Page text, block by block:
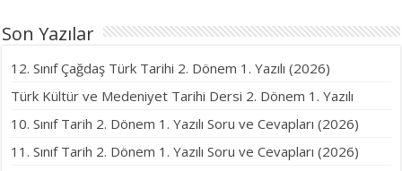
Son Yazılar
12. Sınıf Çağdaş Türk Tarihi 2. Dönem 1. Yazılı (2026)
Türk Kültür ve Medeniyet Tarihi Dersi 2. Dönem 1. Yazılı
10. Sınıf Tarih 2. Dönem 1. Yazılı Soru ve Cevapları (2026)
11. Sınıf Tarih 2. Dönem 1. Yazılı Soru ve Cevapları (2026)